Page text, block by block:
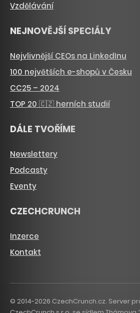
Vzdělávání
NEJNOVĚJŠÍ SPECIÁLY
Nejvlivnější CEOs na LinkedInu
100 největších e-shopů v Česku
CC25 – 2024
TOP 20 🇨🇿 herních studií
DÁLE TVOŘÍME
Newslettery
Podcasty
Eventy
CZECHCRUNCH
Inzerce
Kontakt
© 2014-2026 CzechCrunch.cz. Server